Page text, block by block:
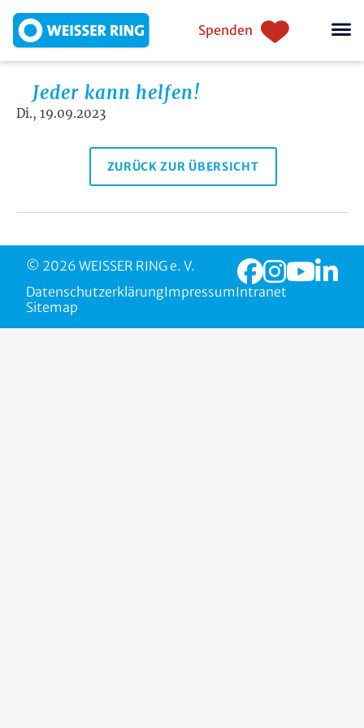
Spenden
Jeder kann helfen!
Di., 19.09.2023
ZURÜCK ZUR ÜBERSICHT
© 2026 WEISSER RING e. V.
DatenschutzerklärungImpressumIntranet
Sitemap